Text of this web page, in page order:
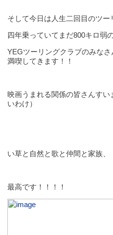
そして今日は人生二回目のツー
四年乗っていてまだ800キロ弱
YEGツーリングクラブのみな
満喫してきます！！
映画うまれる関係の皆さんす
いわけ）
い草と自然と歌と仲間と家族、
最高です！！！！